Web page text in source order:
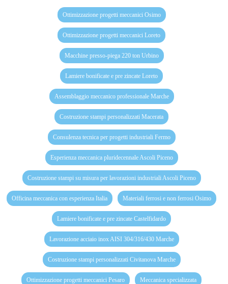
Ottimizzazione progetti meccanici Osimo
Ottimizzazione progetti meccanici Loreto
Macchine presso-piega 220 ton Urbino
Lamiere bonificate e pre zincate Loreto
Assemblaggio meccanico professionale Marche
Costruzione stampi personalizzati Macerata
Consulenza tecnica per progetti industriali Fermo
Esperienza meccanica pluridecennale Ascoli Piceno
Costruzione stampi su misura per lavorazioni industriali Ascoli Piceno
Officina meccanica con esperienza Italia Materiali ferrosi e non ferrosi Osimo
Lamiere bonificate e pre zincate Castelfidardo
Lavorazione acciaio inox AISI 304/316/430 Marche
Costruzione stampi personalizzati Civitanova Marche
Ottimizzazione progetti meccanici Pesaro Meccanica specializzata